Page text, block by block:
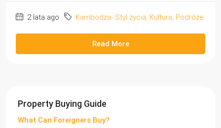
2 lata ago Kambodża- Styl życia, Kultura, Podróże
Read More
Property Buying Guide
What Can Foreigners Buy?